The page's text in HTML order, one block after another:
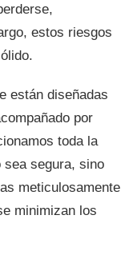
estos riesgos
están diseñadas
por
toda la
sea segura, sino
meticulosamente
minimizan los